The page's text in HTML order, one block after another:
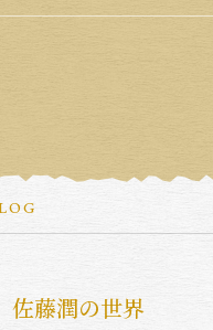
藤潤の世界